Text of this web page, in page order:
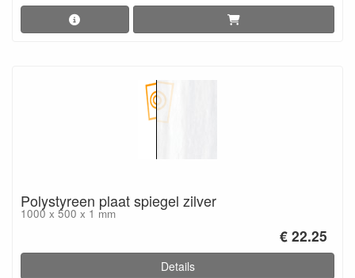
Polystyreen plaat spiegel zilver
1000 x 500 x 1 mm
€ 22.25
Details